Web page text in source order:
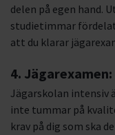
delen på egen hand.
studietimmar
att du klarar
4.
Jägarskolan intensiv
inte tummar på
krav på dig som ska